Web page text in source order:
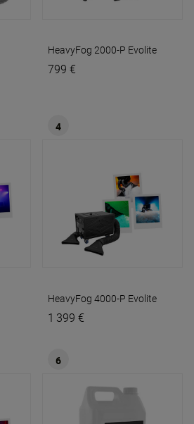
HeavyFog 2000-P Evolite
799 €
4
HeavyFog 4000-P Evolite
1 399 €
6